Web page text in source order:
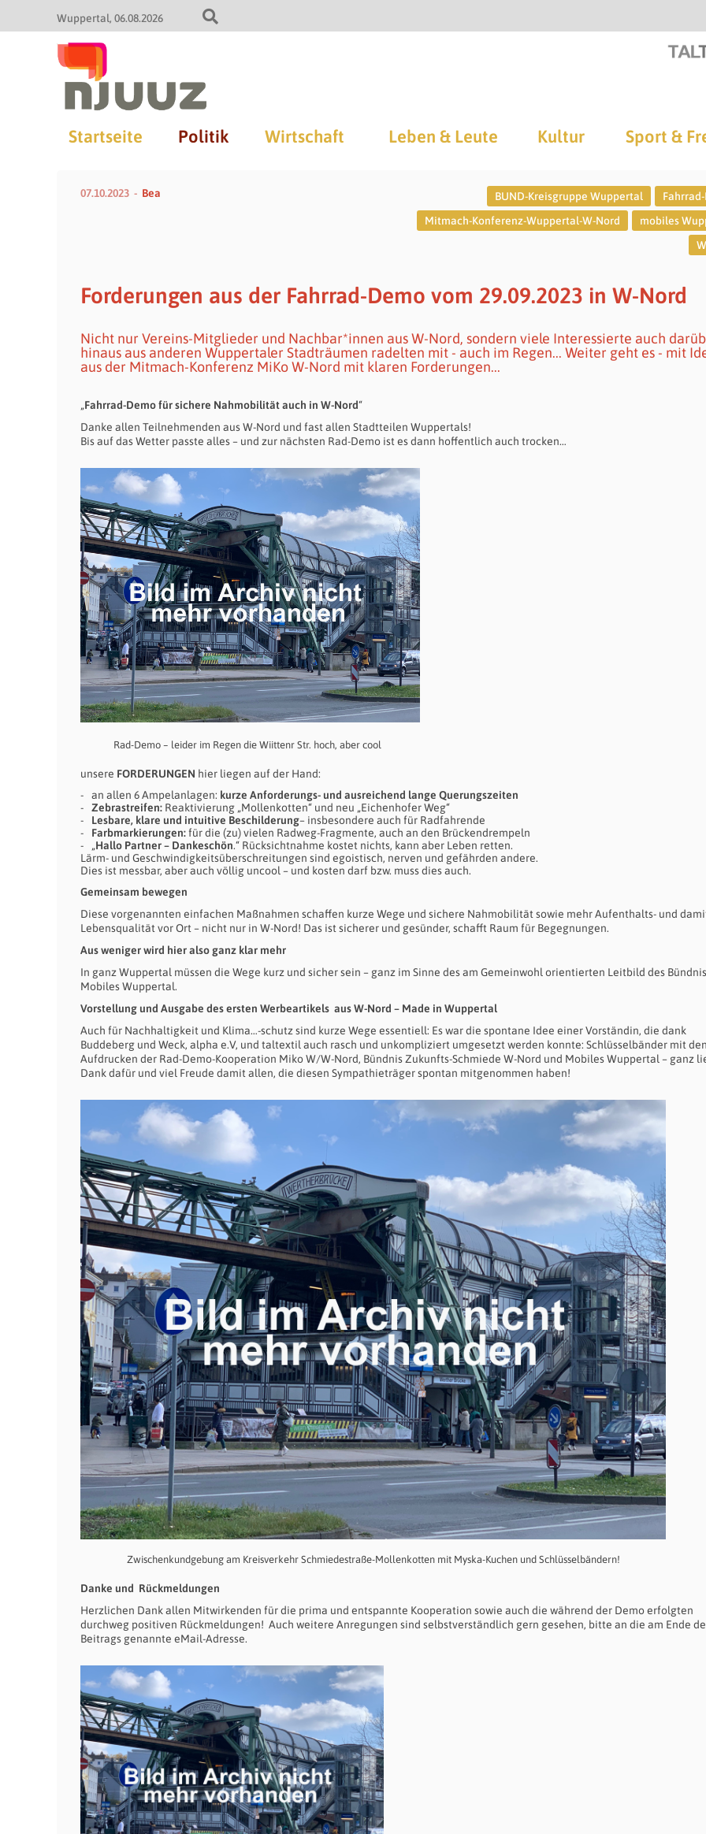
Wuppertal 06.08.2026
Startseite Politik Wirtschaft Leben & Leute Kultur Sport &
07.10.2023 Bea BUND-Kreisgruppe Wuppertal
Mitmach-Konferenz-Wuppertal-W-Nord
mobiles
Forderungen aus der Fahrrad-Demo vom 29.09.2023 in W-Nord
Nicht nur Vereins-Mitglieder und Nachbar*innen aus W-Nord, sondern viele Interessierte auch
hinaus aus anderen Wuppertaler Stadträumen radelten mit - auch im Regen... Weiter geht es - mit
aus der Mitmach-Konferenz MiKo W-Nord mit klaren Forderungen...
„Fahrrad-Demo für sichere Nahmobilität auch in W-Nord“
Danke allen Teilnehmenden aus W-Nord und fast allen Stadtteilen Wuppertals!
Bis auf das Wetter passte alles – und zur nächsten Rad-Demo ist es dann hoffentlich auch trocken…
Rad-Demo – leider im Regen die Wiittenr Str. hoch, aber cool
unsere FORDERUNGEN hier liegen auf der Hand:
an allen 6 Ampelanlagen: kurze Anforderungs- und ausreichend lange Querungszeiten
Zebrastreifen: Reaktivierung „Mollenkotten“ und neu „Eichenhofer Weg“
Lesbare, klare und intuitive Beschilderung– insbesondere auch für Radfahrende
Farbmarkierungen:für die (zu) vielen Radweg-Fragmente, auch an den Brückendrempeln
„Hallo Partner – Dankeschön.“ Rücksichtnahme kostet nichts, kann aber Leben retten.
Lärm- und Geschwindigkeitsüberschreitungen sind egoistisch, nerven und gefährden andere.
Dies ist messbar, aber auch völlig uncool – und kosten darf bzw. muss dies auch.
Gemeinsam bewegen
Diese vorgenannten einfachen Maßnahmen schaffen kurze Wege und sichere Nahmobilität sowie mehr Aufenthalts- und
Lebensqualität vor Ort – nicht nur in W-Nord! Das ist sicherer und gesünder, schafft Raum für Begegnungen.
Aus weniger wird hier also ganz klar mehr
In ganz Wuppertal müssen die Wege kurz und sicher sein – ganz im Sinne des am Gemeinwohl orientierten Leitbild des Bündnis
Mobiles Wuppertal.
Vorstellung und Ausgabe des ersten Werbeartikels aus W-Nord – Made in Wuppertal
Auch für Nachhaltigkeit und Klima…-schutz sind kurze Wege essentiell: Es war die spontane Idee einer Vorständin, die dank
Buddeberg und Weck, alpha e.V, und taltextil auch rasch und unkompliziert umgesetzt werden konnte: Schlüsselbänder mit
Aufdrucken der Rad-Demo-Kooperation Miko W/W-Nord, Bündnis Zukunfts-Schmiede W-Nord und Mobiles Wuppertal – ganz
Dank dafür und viel Freude damit allen, die diesen Sympathieträger spontan mitgenommen haben!
Zwischenkundgebung am Kreisverkehr Schmiedestraße-Mollenkotten mit Myska-Kuchen und Schlüsselbändern!
Danke und Rückmeldungen
Herzlichen Dank allen Mitwirkenden für die prima und entspannte Kooperation sowie auch die während der Demo erfolgten
durchweg positiven Rückmeldungen! Auch weitere Anregungen sind selbstverständlich gern gesehen, bitte an die am Ende
Beitrags genannte eMail-Adresse.